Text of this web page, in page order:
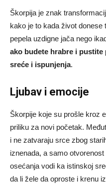
Škorpija je znak
kako je to kada život donese
pepela uzdigne jača nego
ako budete hrabre i
sreće i ispunjenja.
Ljubav i emocije
Škorpije koje su prošle kroz
priliku za novi početak.
i ne zatvaraju srce zbog
iznenada, a samo
osećanja vodi ka istinskoj
da li žele da oproste i krenu